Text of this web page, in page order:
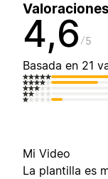
4,6 5
Basada en 21
Mi Video
La plantilla es